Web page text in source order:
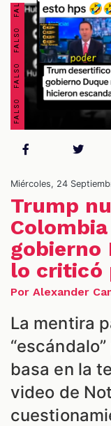
Miércoles, 24
Trump
gobierno
lo criticó
Por Alexander
La mentira
basa en la
video de